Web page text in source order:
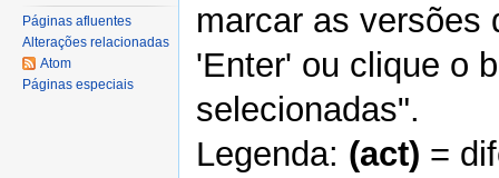
marcar as versões
'Enter' ou clique o
selecionadas".
Legenda: (act) =
Páginas afluentes
Alterações relacionadas
Atom
Páginas especiais